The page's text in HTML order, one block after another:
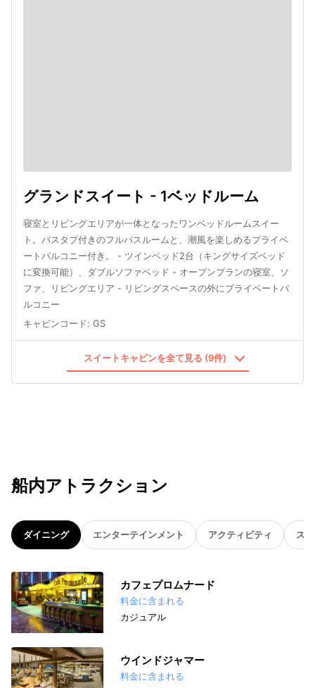
グランドスイート - 1ベッドルーム
寝室とリビングエリアが一体となったワンベッドルームスイー
ト。バスタブ付きのフルバスルームと、潮風を楽しめるプライベ
ートバルコニー付き。 - ツインベッド2台（キングサイズベッド
に変換可能）、ダブルソファベッド - オープンプランの寝室、ソ
ファ、リビングエリア - リビングスペースの外にプライベートバ
ルコニー
キャビンコード: GS
スイートキャビンを全て見る (9件)
船内アトラクション
ダイニング エンターテインメント アクティビティ ス
カフェプロムナード
料金に含まれる
カジュアル
ウインドジャマー
料金に含まれる